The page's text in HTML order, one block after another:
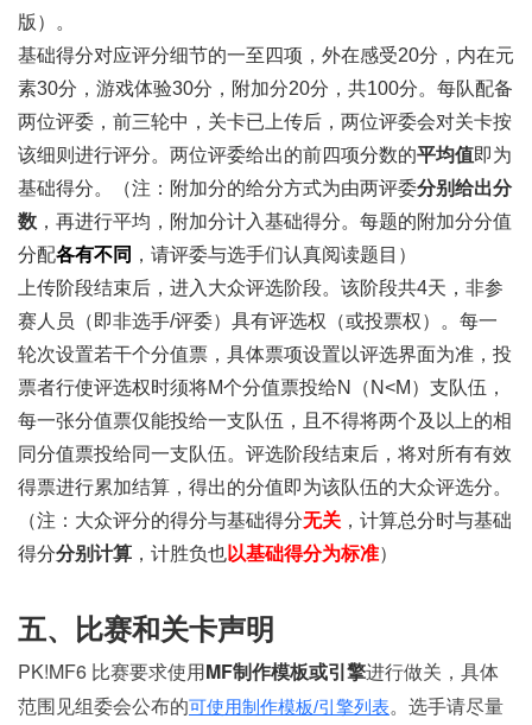
版）
。
基础得分对应评分细节的一至四项，外在感受20分，内在元
素30分，游戏体验30分，附加分20分，共100分。每队配备
两位评委，前三轮中，关卡已上传后，两位评委会对关卡按
该细则进行评分。两位评委给出的前四项分数的平均值即为
基础得分。（注：附加分的给分方式为由两评委分别给出分
数 ，再进行平均，附加分计入基础得分。每题的附加分分值
分配各有不同 ，请评委与选手们认真阅读题目）
上传阶段结束后，进入大众评选阶段。该阶段共4天，非参
赛人员（即非选手/评委）具有评选权（或投票权）。每一
轮次设置若干个分值票，具体票项设置以评选界面为准，投
票者行使评选权时须将M个分值票投给N（N<M）支队伍，
每一张分值票仅能投给一支队伍，且不得将两个及以上的相
同分值票投给同一支队伍。评选阶段结束后，将对所有有效
得票进行累加结算，得出的分值即为该队伍的大众评选分。
（注：大众评分的得分与基础得分无关 ，计算总分时与基础
得分分别计算 ，计胜负也以基础得分为标准）
五、比赛和关卡声明
PK!MF6 比赛要求使用MF制作模板或引擎进行做关，具体
范围见组委会公布的可使用制作模板/引擎列表。选手请尽量